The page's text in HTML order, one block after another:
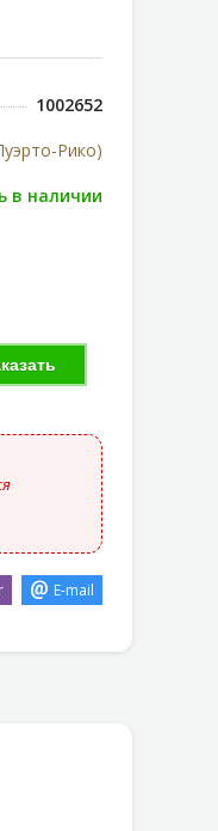
1002652
Рико)
в наличии
E-mail